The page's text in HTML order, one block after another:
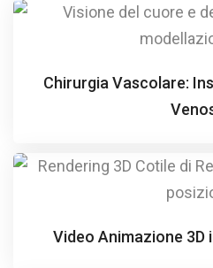
Chirurgia Vascolare:
Video Animazione 3D